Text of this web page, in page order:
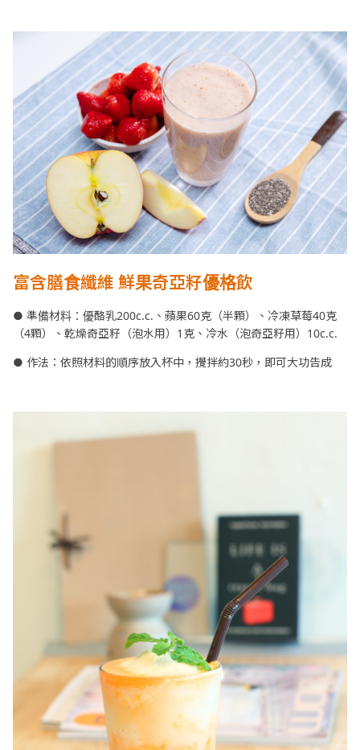
富含膳食纖維 鮮果奇亞籽優格飲
● 準備材料：優酪乳200c.c.、蘋果60克（半顆）、冷凍草莓40克
（4顆）、乾燥奇亞籽（泡水用）1克、冷水（泡奇亞籽用）10c.c.
● 作法：依照材料的順序放入杯中，攪拌約30秒，即可大功告成